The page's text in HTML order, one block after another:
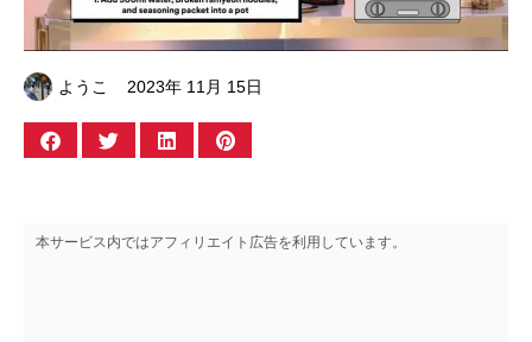
ようこ 2023年 11月 15日
本サービス内ではアフィリエイト広告を利用しています。